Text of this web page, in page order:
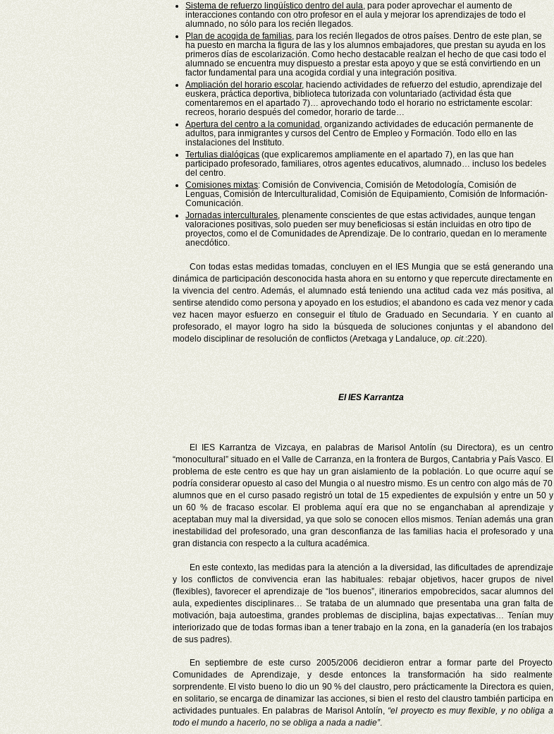
Sistema de refuerzo lingüístico dentro del aula , para poder aprovechar el aumento de
interacciones contando con otro profesor en el aula y mejorar los aprendizajes de todo el
alumnado, no sólo para los recién llegados.
Plan de acogida de familias , para los recién llegados de otros países. Dentro de este plan, se
ha puesto en marcha la figura de las y los alumnos embajadores, que prestan su ayuda en los
primeros días de escolarización. Como hecho destacable realzan el hecho de que casi todo el
alumnado se encuentra muy dispuesto a prestar esta apoyo y que se está convirtiendo en un
factor fundamental para una acogida cordial y una integración positiva.
Ampliación del horario escolar, haciendo actividades de refuerzo del estudio, aprendizaje del
euskera, práctica deportiva, biblioteca tutorizada con voluntariado (actividad ésta que
comentaremos en el apartado 7)… aprovechando todo el horario no estrictamente escolar:
recreos, horario después del comedor, horario de tarde…
Apertura del centro a la comunidad
, organizando actividades de educación permanente de
adultos, para inmigrantes y cursos del Centro de Empleo y Formación. Todo ello en las
instalaciones del Instituto.
Tertulias dialógicas (que explicaremos ampliamente en el apartado 7), en las que han
participado profesorado, familiares, otros agentes educativos, alumnado… incluso los bedeles
del centro.
Comisiones mixtas: Comisión de Convivencia, Comisión de Metodología, Comisión de
Lenguas, Comisión de Interculturalidad, Comisión de Equipamiento, Comisión de Información-
Comunicación.
Jornadas interculturales , plenamente conscientes de que estas actividades, aunque tengan
valoraciones positivas, solo pueden ser muy beneficiosas si están incluidas en otro tipo de
proyectos, como el de Comunidades de Aprendizaje. De lo contrario, quedan en lo meramente
anecdótico.
Con todas estas medidas tomadas, concluyen en el IES Mungia que se está generando una
dinámica de participación desconocida hasta ahora en su entorno y que repercute directamente en
la vivencia del centro. Además, el alumnado está teniendo una actitud cada vez más positiva, al
sentirse atendido como persona y apoyado en los estudios; el abandono es cada vez menor y cada
vez hacen mayor esfuerzo en conseguir el título de Graduado en Secundaria. Y en cuanto al
profesorado, el mayor logro ha sido la búsqueda de soluciones conjuntas y el abandono del
modelo disciplinar de resolución de conflictos (Aretxaga y Landaluce, op. cit. :220).
El IES Karrantza
El IES Karrantza de Vizcaya, en palabras de Marisol Antolín (su Directora), es un centro
“monocultural” situado en el Valle de Carranza, en la frontera de Burgos, Cantabria y País Vasco. El
problema de este centro es que hay un gran aislamiento de la población. Lo que ocurre aquí se
podría considerar opuesto al caso del Mungia o al nuestro mismo. Es un centro con algo más de 70
alumnos que en el curso pasado registró un total de 15 expedientes de expulsión y entre un 50 y
un 60 % de fracaso escolar. El problema aquí era que no se enganchaban al aprendizaje y
aceptaban muy mal la diversidad, ya que solo se conocen ellos mismos. Tenían además una gran
inestabilidad del profesorado, una gran desconfianza de las familias hacia el profesorado y una
gran distancia con respecto a la cultura académica.
En este contexto, las medidas para la atención a la diversidad, las dificultades de aprendizaje
y los conflictos de convivencia eran las habituales: rebajar objetivos, hacer grupos de nivel
(flexibles), favorecer el aprendizaje de “los buenos”, itinerarios empobrecidos, sacar alumnos del
aula, expedientes disciplinares… Se trataba de un alumnado que presentaba una gran falta de
motivación, baja autoestima, grandes problemas de disciplina, bajas expectativas… Tenían muy
interiorizado que de todas formas iban a tener trabajo en la zona, en la ganadería (en los trabajos
de sus padres).
En septiembre de este curso 2005/2006 decidieron entrar a formar parte del Proyecto
Comunidades de Aprendizaje, y desde entonces la transformación ha sido realmente
sorprendente. El visto bueno lo dio un 90 % del claustro, pero prácticamentela Directora es quien,
en solitario, se encarga de dinamizar las acciones, si bien el resto del claustro también participa en
actividades puntuales. En palabras de Marisol Antolín,“el proyecto es muy flexible, y no obliga a
todo el mundo a hacerlo, no se obliga a nada a nadie”.